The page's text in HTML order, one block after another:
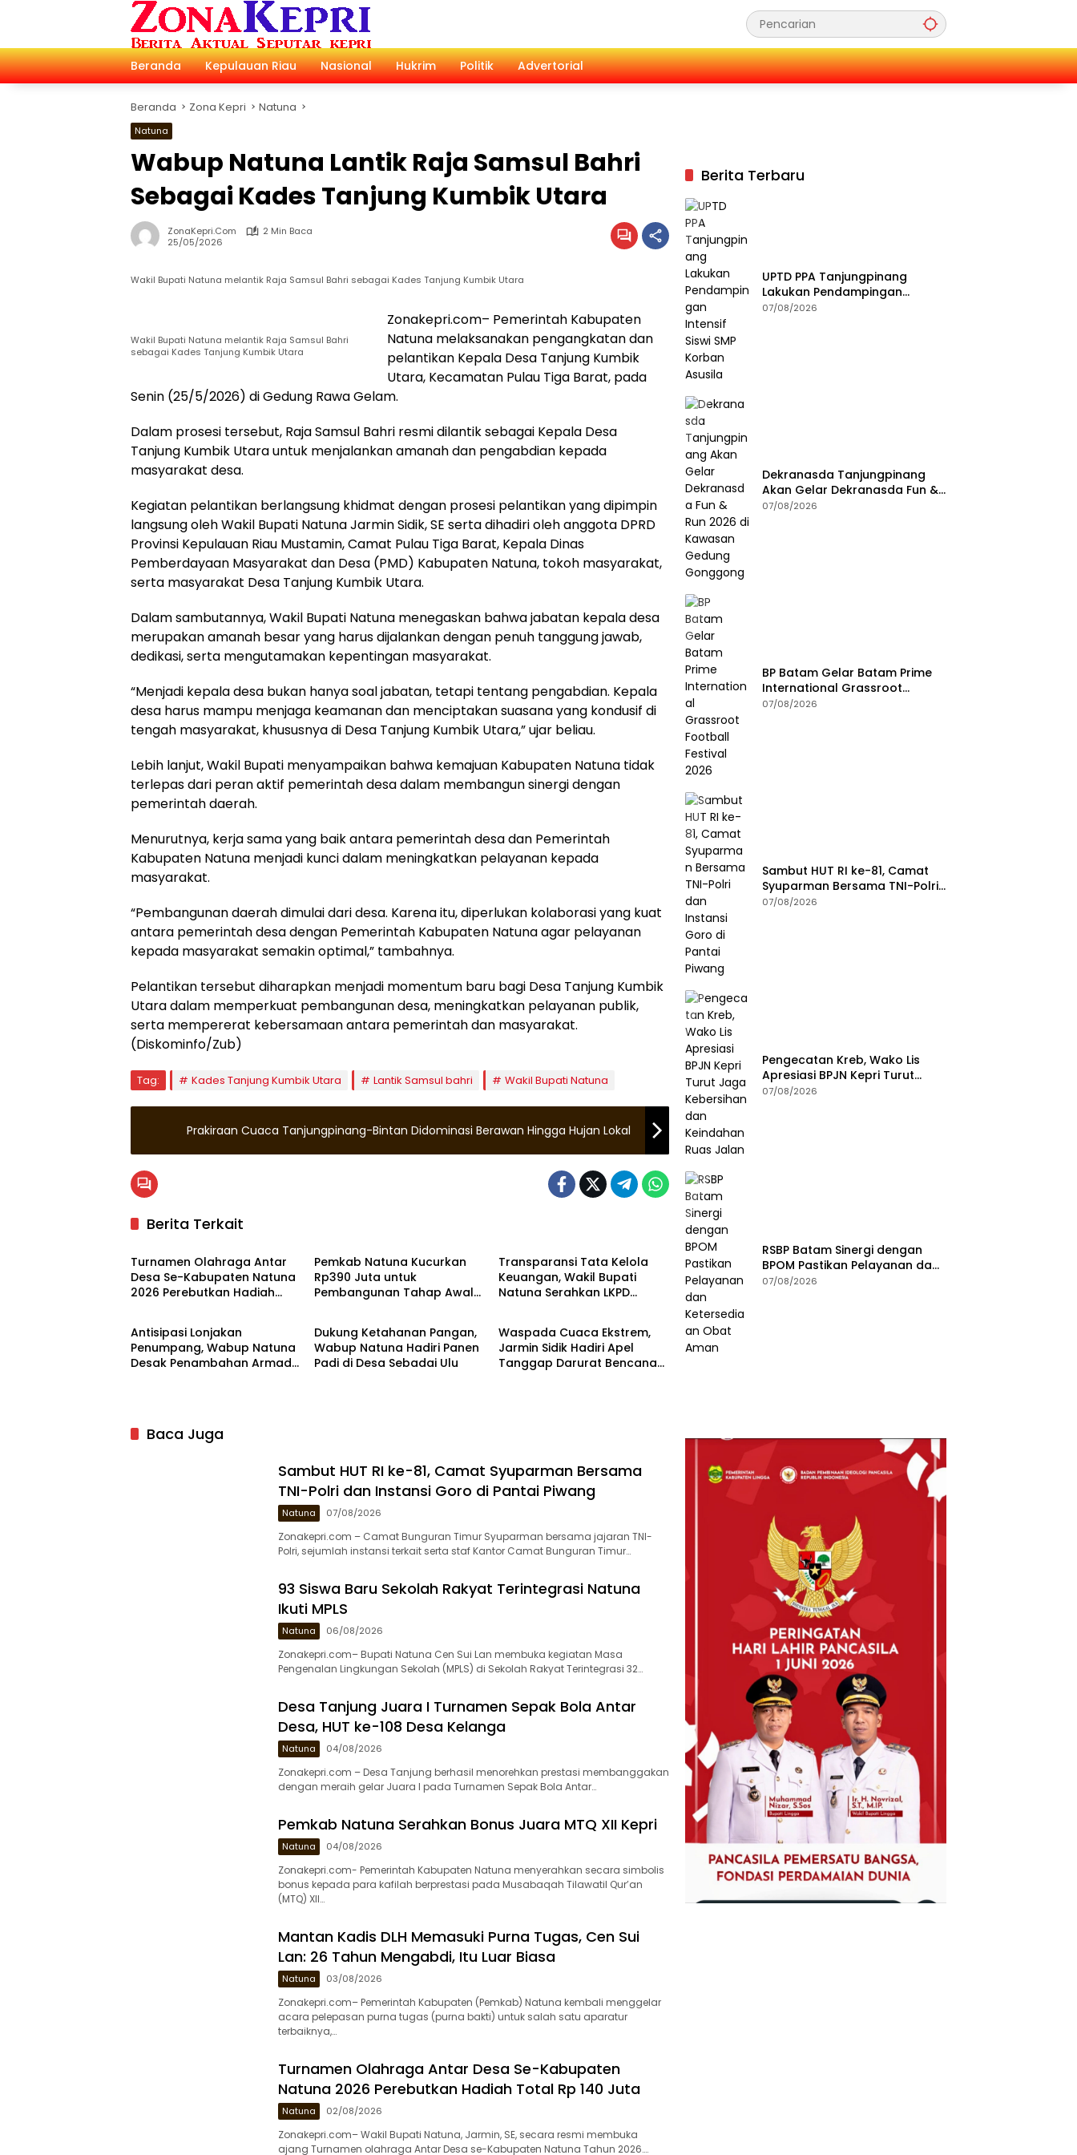
Beranda
Kepulauan Riau Nasional Hukrim Politik Advertorial
Beranda Zona Kepri Natuna
Natuna
Wabup Natuna Lantik Raja Samsul Bahri
Sebagai Kades Tanjung Kumbik Utara
ZonaKepri.com
2 Min Baca
25/05/2026
Wakil Bupati Natuna melantik Raja Samsul Bahri sebagai Kades Tanjung Kumbik Utara
Wakil Bupati Natuna melantik Raja Samsul Bahri
sebagai Kades Tanjung Kumbik Utara
Zonakepri.com– Pemerintah Kabupaten
Natuna melaksanakan pengangkatan dan
pelantikan Kepala Desa Tanjung Kumbik
Utara, Kecamatan Pulau Tiga Barat, pada
Senin (25/5/2026) di Gedung Rawa Gelam.
Dalam prosesi tersebut, Raja Samsul Bahri resmi dilantik sebagai Kepala Desa
Tanjung Kumbik Utara untuk menjalankan amanah dan pengabdian kepada
masyarakat desa.
Kegiatan pelantikan berlangsung khidmat dengan prosesi pelantikan yang dipimpin
langsung oleh Wakil Bupati Natuna Jarmin Sidik, SE serta dihadiri oleh anggota DPRD
Provinsi Kepulauan Riau Mustamin, Camat Pulau Tiga Barat, Kepala Dinas
Pemberdayaan Masyarakat dan Desa (PMD) Kabupaten Natuna, tokoh masyarakat,
serta masyarakat Desa Tanjung Kumbik Utara.
Dalam sambutannya, Wakil Bupati Natuna menegaskan bahwa jabatan kepala desa
merupakan amanah besar yang harus dijalankan dengan penuh tanggung jawab,
dedikasi, serta mengutamakan kepentingan masyarakat.
“Menjadi kepala desa bukan hanya soal jabatan, tetapi tentang pengabdian. Kepala
desa harus mampu menjaga keamanan dan menciptakan suasana yang kondusif di
tengah masyarakat, khususnya di Desa Tanjung Kumbik Utara,” ujar beliau.
Lebih lanjut, Wakil Bupati menyampaikan bahwa kemajuan Kabupaten Natuna tidak
terlepas dari peran aktif pemerintah desa dalam membangun sinergi dengan
pemerintah daerah.
Menurutnya, kerja sama yang baik antara pemerintah desa dan Pemerintah
Kabupaten Natuna menjadi kunci dalam meningkatkan pelayanan kepada
masyarakat.
“Pembangunan daerah dimulai dari desa. Karena itu, diperlukan kolaborasi yang kuat
antara pemerintah desa dengan Pemerintah Kabupaten Natuna agar pelayanan
kepada masyarakat semakin optimal,” tambahnya.
Pelantikan tersebut diharapkan menjadi momentum baru bagi Desa Tanjung Kumbik
Utara dalam memperkuat pembangunan desa, meningkatkan pelayanan publik,
serta mempererat kebersamaan antara pemerintah dan masyarakat.
(Diskominfo/Zub)
Tag: Kades Tanjung Kumbik Utara Lantik Samsul bahri Wakil Bupati Natuna
Prakiraan Cuaca Tanjungpinang-Bintan Didominasi Berawan Hingga Hujan Lokal
Berita Terkait
Natuna
Turnamen Olahraga Antar
Desa Se-Kabupaten Natuna
2026 Perebutkan Hadiah
Pemkab Natuna Kucurkan
Rp390 Juta untuk
Pembangunan Tahap Awal
Transparansi Tata Kelola
Keuangan, Wakil Bupati
Natuna Serahkan LKPD
Natuna
Antisipasi Lonjakan
Penumpang, Wabup Natuna
Desak Penambahan Armada
Natuna
Dukung Ketahanan Pangan,
Wabup Natuna Hadiri Panen
Padi di Desa Sebadai Ulu
Natuna
Waspada Cuaca Ekstrem,
Jarmin Sidik Hadiri Apel
Tanggap Darurat Bencana
Baca Juga
Sambut HUT RI ke-81, Camat Syuparman Bersama
TNI-Polri dan Instansi Goro di Pantai Piwang
Natuna 07/08/2026
Zonakepri.com – Camat Bunguran Timur Syuparman bersama jajaran TNI-
Polri, sejumlah instansi terkait serta staf Kantor Camat Bunguran Timur…
93 Siswa Baru Sekolah Rakyat Terintegrasi Natuna
Ikuti MPLS
Natuna 06/08/2026
Zonakepri.com– Bupati Natuna Cen Sui Lan membuka kegiatan Masa
Pengenalan Lingkungan Sekolah (MPLS) di Sekolah Rakyat Terintegrasi 32…
Desa Tanjung Juara I Turnamen Sepak Bola Antar
Desa, HUT ke-108 Desa Kelanga
Natuna 04/08/2026
Zonakepri.com – Desa Tanjung berhasil menorehkan prestasi membanggakan
dengan meraih gelar Juara I pada Turnamen Sepak Bola Antar…
Pemkab Natuna Serahkan Bonus Juara MTQ XII Kepri
Natuna 04/08/2026
Zonakepri.com- Pemerintah Kabupaten Natuna menyerahkan secara simbolis
bonus kepada para kafilah berprestasi pada Musabaqah Tilawatil Qur’an
(MTQ) XII…
Mantan Kadis DLH Memasuki Purna Tugas, Cen Sui
Lan: 26 Tahun Mengabdi, Itu Luar Biasa
Natuna 03/08/2026
Zonakepri.com– Pemerintah Kabupaten (Pemkab) Natuna kembali menggelar
acara pelepasan purna tugas (purna bakti) untuk salah satu aparatur
terbaiknya,…
Turnamen Olahraga Antar Desa Se-Kabupaten
Natuna 2026 Perebutkan Hadiah Total Rp 140 Juta
Natuna 02/08/2026
Zonakepri.com– Wakil Bupati Natuna, Jarmin, SE, secara resmi membuka
ajang Turnamen olahraga Antar Desa se-Kabupaten Natuna Tahun 2026….
Berita Terbaru
UPTD PPA Tanjungpinang
Lakukan Pendampingan
Intensif Siswi SMP Korban
07/08/2026
Dekranasda Tanjungpinang
Akan Gelar Dekranasda Fun &
Run 2026 di Kawasan Gedung
07/08/2026
BP Batam Gelar Batam Prime
International Grassroot
Football Festival 2026
07/08/2026
Sambut HUT RI ke-81, Camat
Syuparman Bersama TNI-Polri
dan Instansi Goro di Pantai
07/08/2026
Pengecatan Kreb, Wako Lis
Apresiasi BPJN Kepri Turut
Jaga Kebersihan dan
07/08/2026
RSBP Batam Sinergi dengan
BPOM Pastikan Pelayanan dan
Ketersediaan Obat Aman
07/08/2026